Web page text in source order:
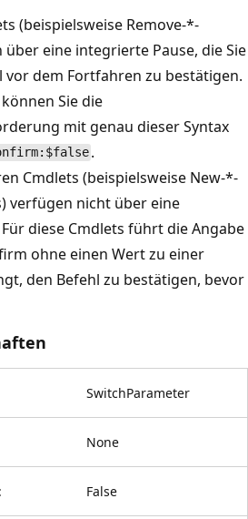
(beispielsweise Remove-*-
eine integrierte Pause, die Sie
vor dem Fortfahren zu bestätigen.
Sie die
mit genau dieser Syntax
.
Cmdlets (beispielsweise New-*-
verfügen nicht über eine
diese Cmdlets führt die Angabe
ohne einen Wert zu einer
den Befehl zu bestätigen, bevor
SwitchParameter
None
False